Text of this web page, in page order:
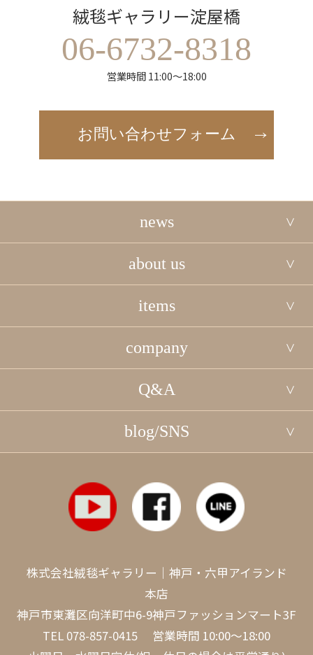
絨毯ギャラリー淀屋橋
06-6732-8318
営業時間 11:00～18:00
お問い合わせフォーム
news
about us
items
company
Q&A
blog/SNS
株式会社絨毯ギャラリー｜神戸・六甲アイランド
本店
神戸市東灘区向洋町中6-9神戸ファッションマート3F
TEL 078-857-0415 営業時間 10:00～18:00